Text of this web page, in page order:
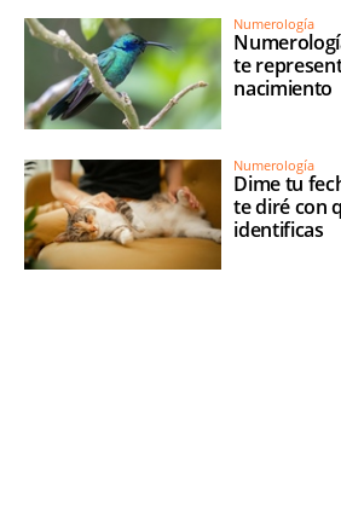
Numerología
te
nacimiento
Numerología
Dime tu
te diré con
identificas